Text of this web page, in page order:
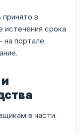
в
истечения срока
на портале
в части